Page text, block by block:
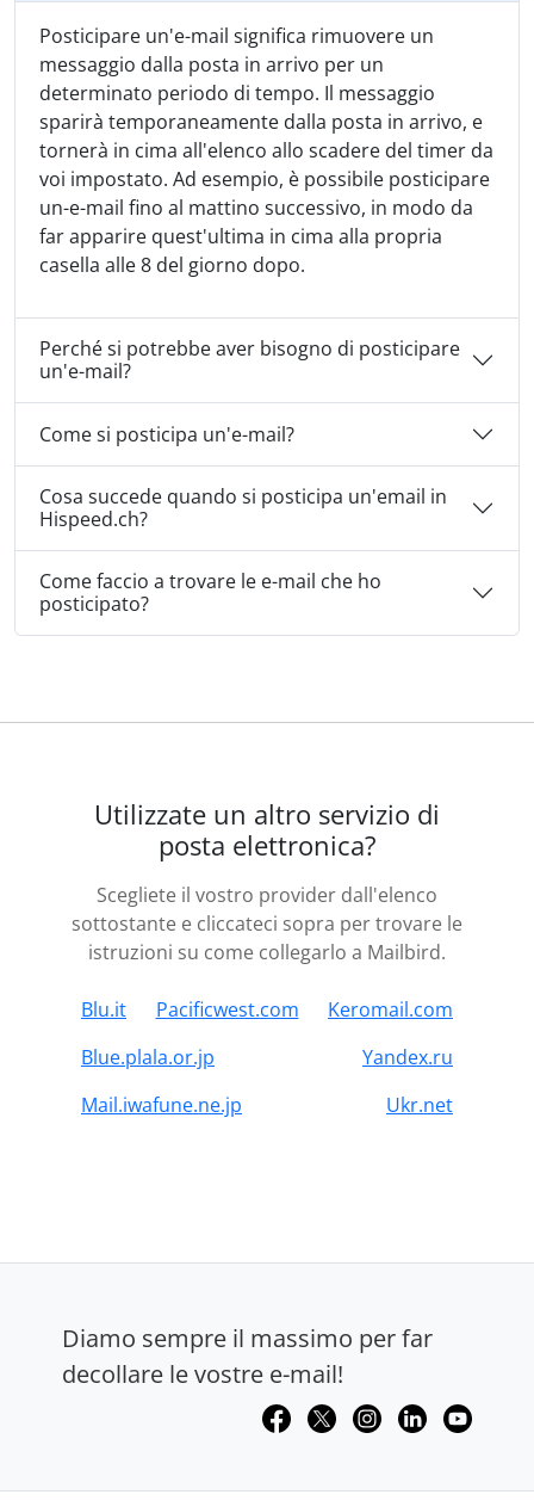
Posticipare un'e-mail significa rimuovere un
messaggio dalla posta in arrivo per un
determinato periodo di tempo. Il messaggio
sparirà temporaneamente dalla posta in arrivo, e
tornerà in cima all'elenco allo scadere del timer da
voi impostato. Ad esempio, è possibile posticipare
un-e-mail fino al mattino successivo, in modo da
far apparire quest'ultima in cima alla propria
casella alle 8 del giorno dopo.
Perché si potrebbe aver bisogno di posticipare
un'e-mail?
Come si posticipa un'e-mail?
Cosa succede quando si posticipa un'email in
Hispeed.ch?
Come faccio a trovare le e-mail che ho
posticipato?
Utilizzate un altro servizio di
posta elettronica?
Scegliete il vostro provider dall'elenco
sottostante e cliccateci sopra per trovare le
istruzioni su come collegarlo a Mailbird.
Blu.it Pacificwest.com
Keromail.com
Blue.plala.or.jp
Yandex.ru
Mail.iwafune.ne.jp
Ukr.net
Diamo sempre il massimo per far
decollare le vostre e-mail!